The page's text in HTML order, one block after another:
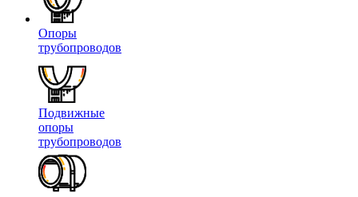
Опоры
трубопроводов
Подвижные
опоры
трубопроводов